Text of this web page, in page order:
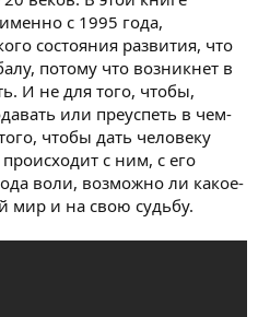
с 1995 года,
состояния развития, что
потому что возникнет в
И не для того, чтобы,
или преуспеть в чем-
чтобы дать человеку
с ним, с его
воли, возможно ли какое-
мир и на свою судьбу.